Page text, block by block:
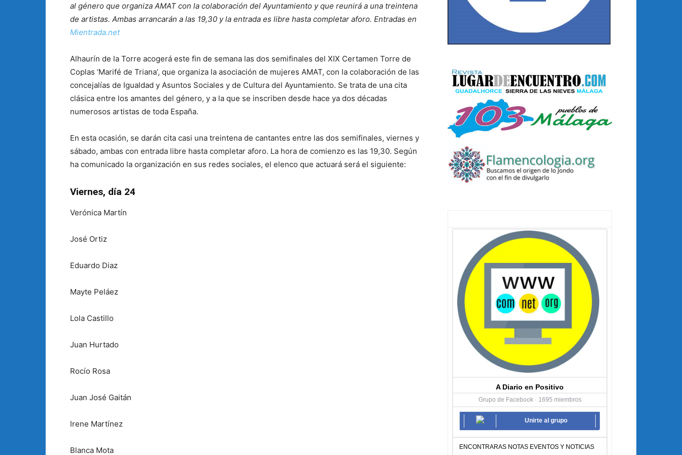
al género que organiza AMAT con la colaboración del Ayuntamiento y que reunirá a una treintena
de artistas. Ambas arrancarán a las 19,30 y la entrada es libre hasta completar aforo. Entradas en
Mientrada.net
Alhaurín de la Torre acogerá este fin de semana las dos semifinales del XIX Certamen Torre de
Coplas ‘Marifé de Triana’, que organiza la asociación de mujeres AMAT, con la colaboración de las
concejalías de Igualdad y Asuntos Sociales y de Cultura del Ayuntamiento. Se trata de una cita
clásica entre los amantes del género, y a la que se inscriben desde hace ya dos décadas
numerosos artistas de toda España.
En esta ocasión, se darán cita casi una treintena de cantantes entre las dos semifinales, viernes y
sábado, ambas con entrada libre hasta completar aforo. La hora de comienzo es las 19,30. Según
ha comunicado la organización en sus redes sociales, el elenco que actuará será el siguiente:
Viernes, día 24
Verónica Martín
José Ortiz
Eduardo Diaz
Mayte Peláez
Lola Castillo
Juan Hurtado
Rocío Rosa
Juan José Gaitán
Irene Martínez
Blanca Mota
A Diario en Positivo
Grupo de Facebook · 1695 miembros
Unirte al grupo
ENCONTRARAS NOTAS EVENTOS Y NOTICIAS